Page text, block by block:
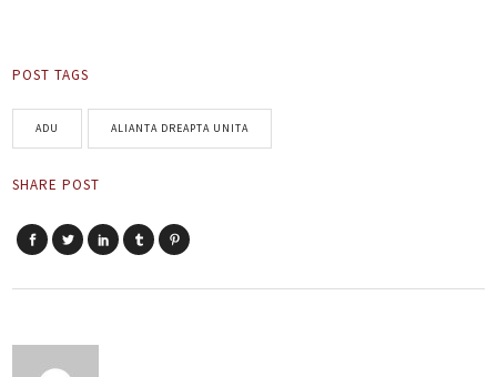
POST TAGS
ADU ALIANTA DREAPTA UNITA
SHARE POST